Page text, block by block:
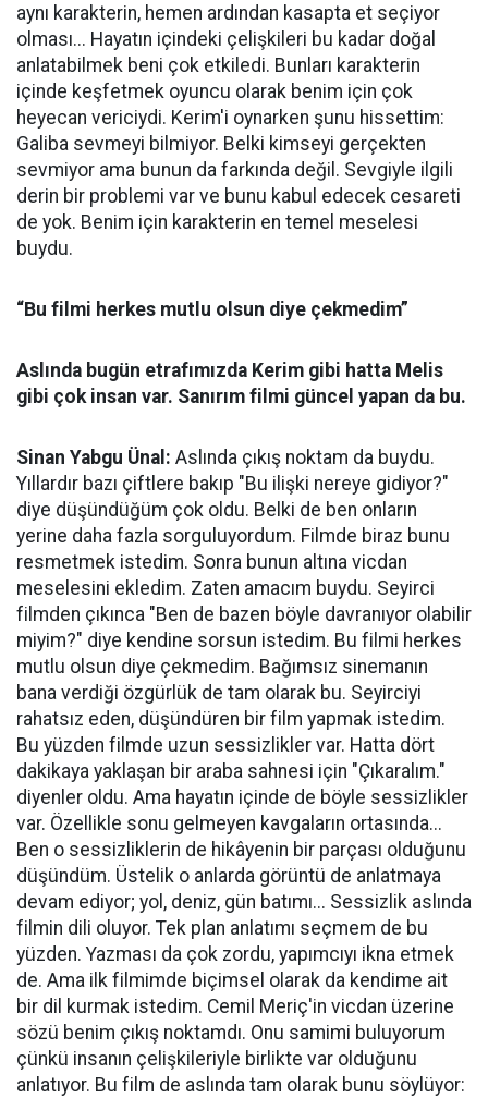
aynı karakterin, hemen ardından kasapta et seçiyor
olması... Hayatın içindeki çelişkileri bu kadar doğal
anlatabilmek beni çok etkiledi. Bunları karakterin
içinde keşfetmek oyuncu olarak benim için çok
heyecan vericiydi. Kerim'i oynarken şunu hissettim:
Galiba sevmeyi bilmiyor. Belki kimseyi gerçekten
sevmiyor ama bunun da farkında değil. Sevgiyle ilgili
derin bir problemi var ve bunu kabul edecek cesareti
de yok. Benim için karakterin en temel meselesi
buydu.
“Bu filmi herkes mutlu olsun diye çekmedim”
Aslında bugün etrafımızda Kerim gibi hatta Melis
gibi çok insan var. Sanırım filmi güncel yapan da bu.
Sinan Yabgu Ünal: Aslında çıkış noktam da buydu.
Yıllardır bazı çiftlere bakıp "Bu ilişki nereye gidiyor?"
diye düşündüğüm çok oldu. Belki de ben onların
yerine daha fazla sorguluyordum. Filmde biraz bunu
resmetmek istedim. Sonra bunun altına vicdan
meselesini ekledim. Zaten amacım buydu. Seyirci
filmden çıkınca "Ben de bazen böyle davranıyor olabilir
miyim?" diye kendine sorsun istedim. Bu filmi herkes
mutlu olsun diye çekmedim. Bağımsız sinemanın
bana verdiği özgürlük de tam olarak bu. Seyirciyi
rahatsız eden, düşündüren bir film yapmak istedim.
Bu yüzden filmde uzun sessizlikler var. Hatta dört
dakikaya yaklaşan bir araba sahnesi için "Çıkaralım."
diyenler oldu. Ama hayatın içinde de böyle sessizlikler
var. Özellikle sonu gelmeyen kavgaların ortasında...
Ben o sessizliklerin de hikâyenin bir parçası olduğunu
düşündüm. Üstelik o anlarda görüntü de anlatmaya
devam ediyor; yol, deniz, gün batımı... Sessizlik aslında
filmin dili oluyor. Tek plan anlatımı seçmem de bu
yüzden. Yazması da çok zordu, yapımcıyı ikna etmek
de. Ama ilk filmimde biçimsel olarak da kendime ait
bir dil kurmak istedim. Cemil Meriç'in vicdan üzerine
sözü benim çıkış noktamdı. Onu samimi buluyorum
çünkü insanın çelişkileriyle birlikte var olduğunu
anlatıyor. Bu film de aslında tam olarak bunu söylüyor: